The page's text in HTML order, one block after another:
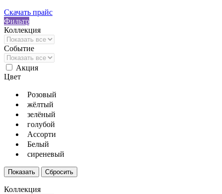
Скачать прайс
Фильтр
Коллекция
Событие
Акция
Цвет
Розовый
жёлтый
зелёный
голубой
Ассорти
Белый
сиреневый
Коллекция